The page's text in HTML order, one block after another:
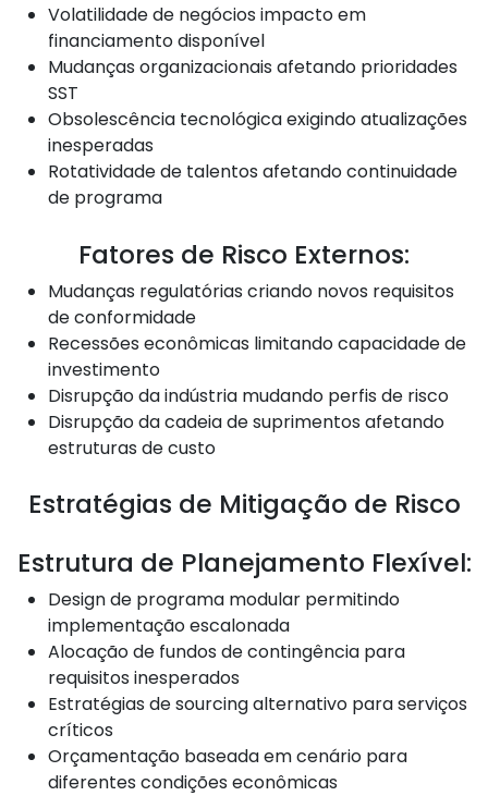
Volatilidade de negócios impacto em
financiamento disponível
Mudanças organizacionais afetando prioridades
SST
Obsolescência tecnológica exigindo atualizações
inesperadas
Rotatividade de talentos afetando continuidade
de programa
Fatores de Risco Externos:
Mudanças regulatórias criando novos requisitos
de conformidade
Recessões econômicas limitando capacidade de
investimento
Disrupção da indústria mudando perfis de risco
Disrupção da cadeia de suprimentos afetando
estruturas de custo
Estratégias de Mitigação de Risco
Estrutura de Planejamento Flexível:
Design de programa modular permitindo
implementação escalonada
Alocação de fundos de contingência para
requisitos inesperados
Estratégias de sourcing alternativo para serviços
críticos
Orçamentação baseada em cenário para
diferentes condições econômicas